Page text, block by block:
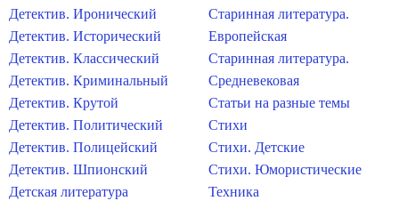
Детектив. Иронический
Детектив. Исторический
Детектив. Классический
Детектив. Криминальный
Детектив. Крутой
Детектив. Политический
Детектив. Полицейский
Детектив. Шпионский
Детская литература
Старинная литература.
Европейская
Старинная литература.
Средневековая
Статьи на разные темы
Стихи
Стихи. Детские
Стихи. Юмористические
Техника